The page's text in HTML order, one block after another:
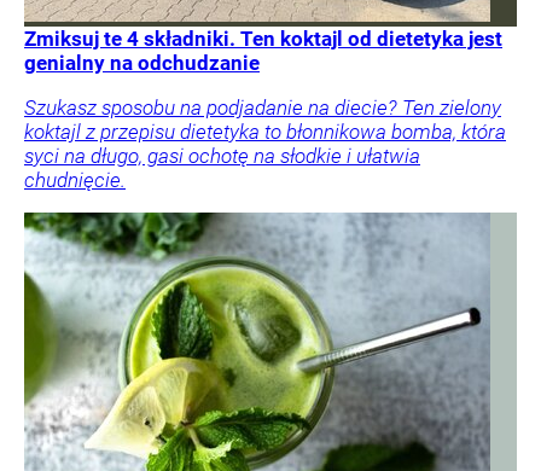
Zmiksuj te 4 składniki. Ten koktajl od dietetyka jest
genialny na odchudzanie
Szukasz sposobu na podjadanie na diecie? Ten zielony
koktajl z przepisu dietetyka to błonnikowa bomba, która
syci na długo, gasi ochotę na słodkie i ułatwia
chudnięcie.